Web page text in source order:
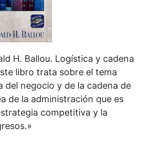
H. Ballou. Logística y cadena
libro trata sobre el tema
del negocio y de la cadena de
de la administración que es
competitiva y la